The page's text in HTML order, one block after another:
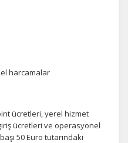
harcamalar
ücretleri, yerel hizmet
ücretleri ve operasyonel
50 Euro tutarındaki